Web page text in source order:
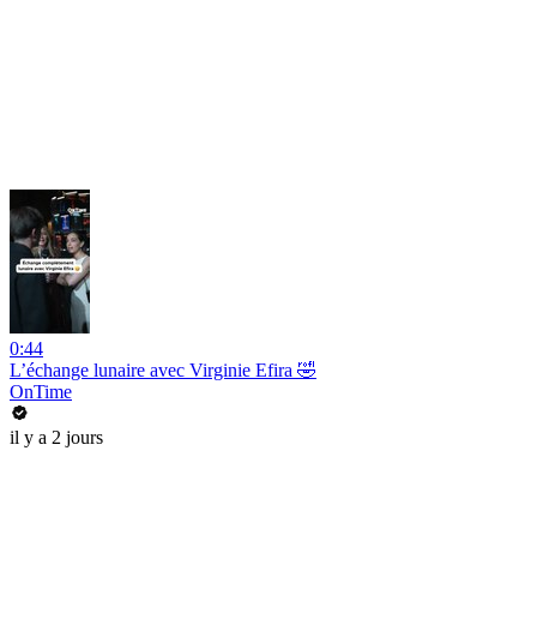
0:44
L’échange lunaire avec Virginie Efira 🤣
OnTime
il y a 2 jours